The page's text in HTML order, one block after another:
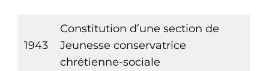
1943
Constitution d’une section de
Jeunesse conservatrice
chrétienne-sociale